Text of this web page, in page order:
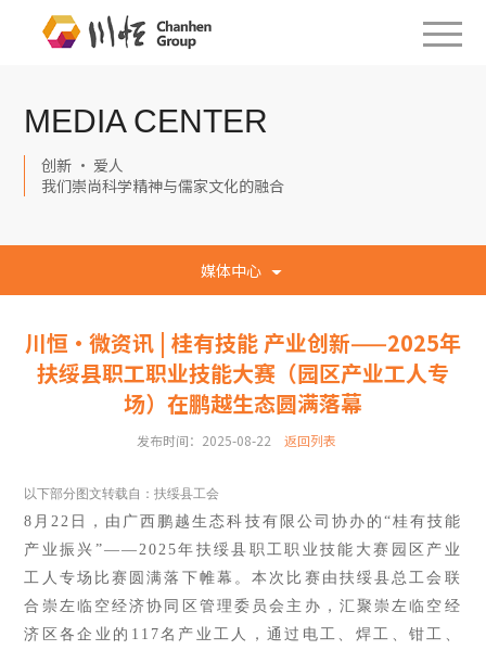
MEDIA CENTER
创新 · 爱人
我们崇尚科学精神与儒家文化的融合
媒体中心
川恒·微资讯 | 桂有技能 产业创新——2025年
扶绥县职工职业技能大赛（园区产业工人专
场）在鹏越生态圆满落幕
发布时间：2025-08-22 返回列表
以下部分图文转载自：扶绥县工会
8月22日，由 广西鹏越生态科技有限公司协办的 “桂有技能
产业振兴”——2025年扶绥县职工职业技能大赛园区产业
工人专场比赛圆满落下帷幕。本次比赛 由扶绥县总工会联
合崇左临空经济协同区管理委员会主办，汇聚 崇左临空经
济区各企业的 117名产业工人，通过 电工、焊工、钳工、